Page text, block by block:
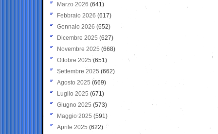
Marzo 2026 (641)
Febbraio 2026 (617)
Gennaio 2026 (652)
Dicembre 2025 (627)
Novembre 2025 (668)
Ottobre 2025 (651)
Settembre 2025 (662)
Agosto 2025 (669)
Luglio 2025 (671)
Giugno 2025 (573)
Maggio 2025 (591)
Aprile 2025 (622)